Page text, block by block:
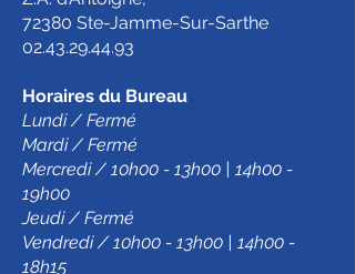
72380 Ste-Jamme-Sur-Sarthe
02.43.29.44.93
Horaires du Bureau
Lundi / Fermé
Mardi / Fermé
Mercredi / 10h00 - 13h00 | 14h00 -
19h00
Jeudi / Fermé
Vendredi / 10h00 - 13h00 | 14h00 -
18h15